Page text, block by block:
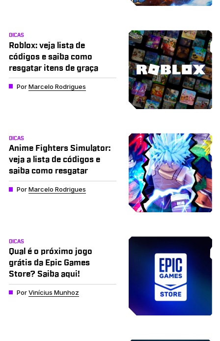
DICAS
Roblox: veja lista de
códigos e saiba como
resgatar itens de graça
PorMarcelo Rodrigues
DICAS
Anime Fighters Simulator:
veja a lista de códigos e
saiba como resgatar
PorMarcelo Rodrigues
DICAS
Qual é o próximo jogo
grátis da Epic Games
Store? Saiba aqui!
PorVinícius Munhoz